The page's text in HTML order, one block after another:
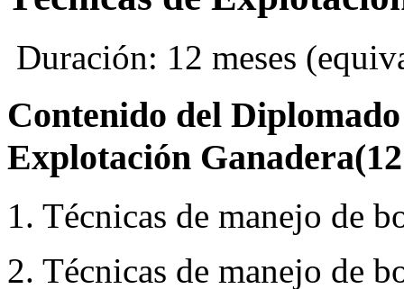
Duración: 12 meses
Contenido del
Explotación
1. Técnicas de manejo de
2. Técnicas de manejo de